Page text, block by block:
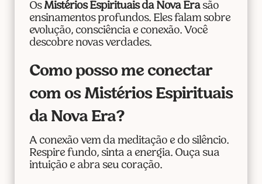
OsMistérios Espirituais da Nova Erasão
ensinamentos profundos. Eles falam sobre
evolução, consciência e conexão. Você
descobre novas verdades.
Como posso me conectar
com os Mistérios Espirituais
da Nova Era?
A conexão vem da meditação e do silêncio.
Respire fundo, sinta a energia. Ouça sua
intuição e abra seu coração.